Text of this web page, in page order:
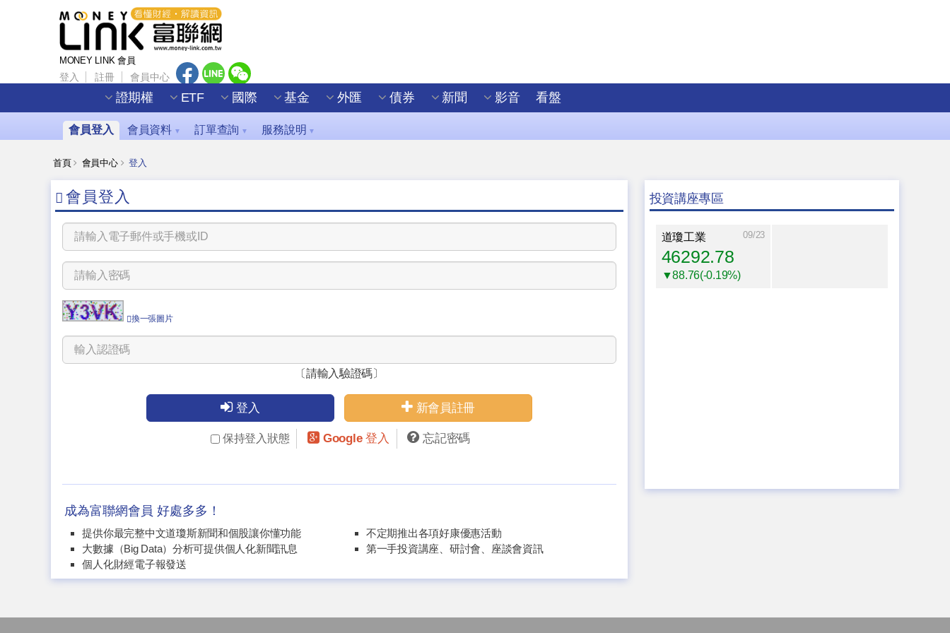
MONEY LINK 會員
登入 註冊 會員中心
證期權 ETF 國際 基金 外匯 債券 新聞 影音 看盤
會員登入 會員資料 ▼ 訂單查詢 ▼ 服務說明 ▼
首頁 會員中心 登入
會員登入
換一張圖片
〔請輸入驗證碼〕
登入 新會員註冊
保持登入狀態 Google 登入 忘記密碼
成為富聯網會員 好處多多！
提供你最完整中文道瓊斯新聞和個股讓你懂功能
大數據（Big Data）分析可提供個人化新聞訊息
個人化財經電子報發送
不定期推出各項好康優惠活動
第一手投資講座、研討會、座談會資訊
投資講座專區
道瓊工業 09/23
46292.78
▼88.76(-0.19%)